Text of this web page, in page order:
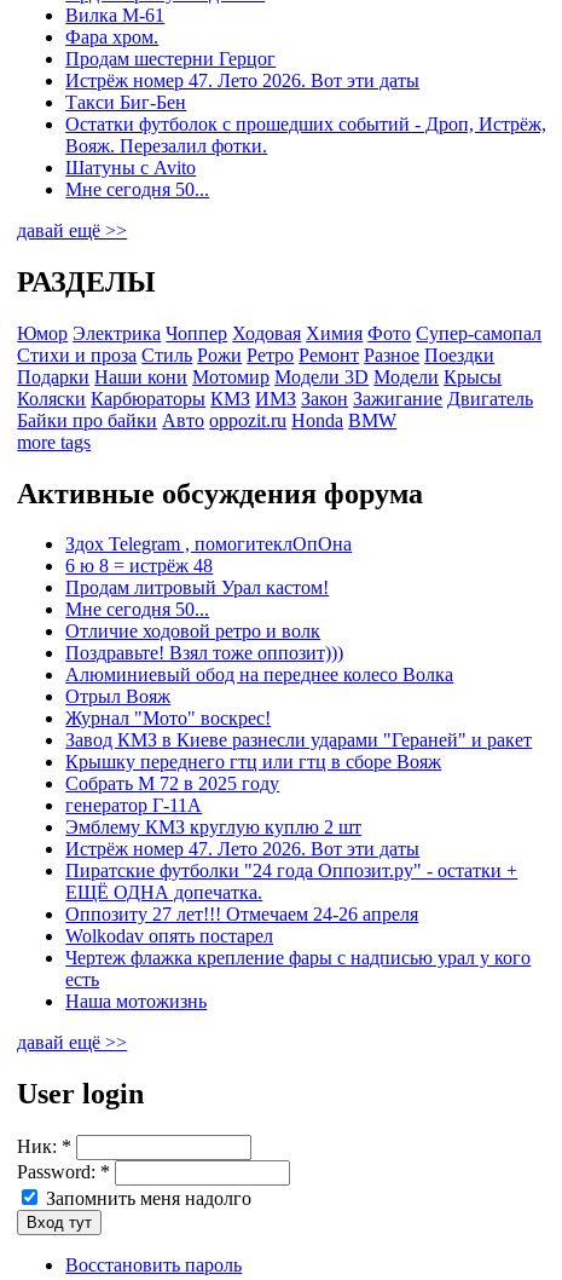
Вилка М-61
Фара хром.
Продам шестерни Герцог
Истрёж номер 47. Лето 2026. Вот эти даты
Такси Биг-Бен
Остатки футболок с прошедших событий - Дроп, Истрёж,
Вояж. Перезалил фотки.
Шатуны с Avito
Мне сегодня 50...
давай ещё >>
РАЗДЕЛЫ
Юмор Электрика Чоппер Ходовая Химия Фото Супер-самопал
Стихи и проза Стиль Рожи Ретро Ремонт Разное Поездки
Подарки Наши кони Мотомир Модели 3D Модели Крысы
Коляски Карбюраторы КМЗ ИМЗ Закон Зажигание Двигатель
Байки про байки Авто oppozit.ru Honda BMW
more tags
Активные обсуждения форума
Здох Telegram , помогитеклОпОна
6 ю 8 = истрёж 48
Продам литровый Урал кастом!
Мне сегодня 50...
Отличие ходовой ретро и волк
Поздравьте! Взял тоже оппозит)))
Алюминиевый обод на переднее колесо Волка
Отрыл Вояж
Журнал "Мото" воскрес!
Завод КМЗ в Киеве разнесли ударами "Гераней" и ракет
Крышку переднего гтц или гтц в сборе Вояж
Собрать М 72 в 2025 году
генератор Г-11А
Эмблему КМЗ круглую куплю 2 шт
Истрёж номер 47. Лето 2026. Вот эти даты
Пиратские футболки "24 года Оппозит.ру" - остатки +
ЕЩЁ ОДНА допечатка.
Оппозиту 27 лет!!! Отмечаем 24-26 апреля
Wolkodav опять постарел
Чертеж флажка крепление фары с надписью урал у кого
есть
Наша мотожизнь
давай ещё >>
User login
Ник: *
Password: *
Запомнить меня надолго
Восстановить пароль